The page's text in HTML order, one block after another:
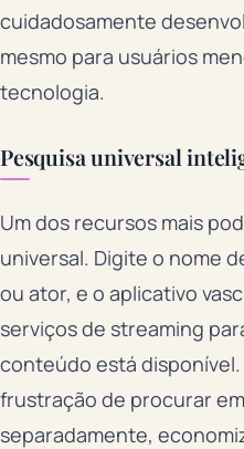
cuidadosamente
mesmo para usuários
tecnologia.
Pesquisa universal
Um dos recursos mais
universal. Digite o nome
ou ator, e o aplicativo
serviços de streaming
conteúdo está disponível.
frustração de procurar
separadamente,